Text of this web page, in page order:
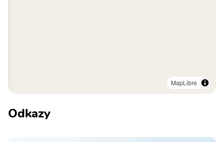
MapLibre
Odkazy